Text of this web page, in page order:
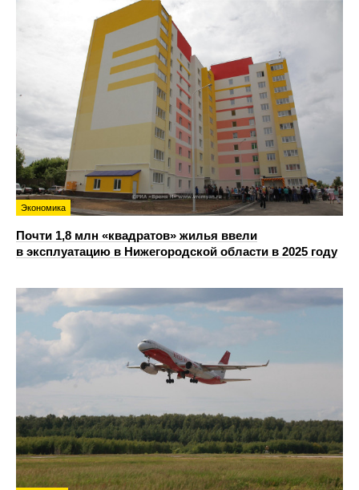
Экономика
Почти 1,8 млн «квадратов» жилья ввели
в эксплуатацию в Нижегородской области в 2025 году